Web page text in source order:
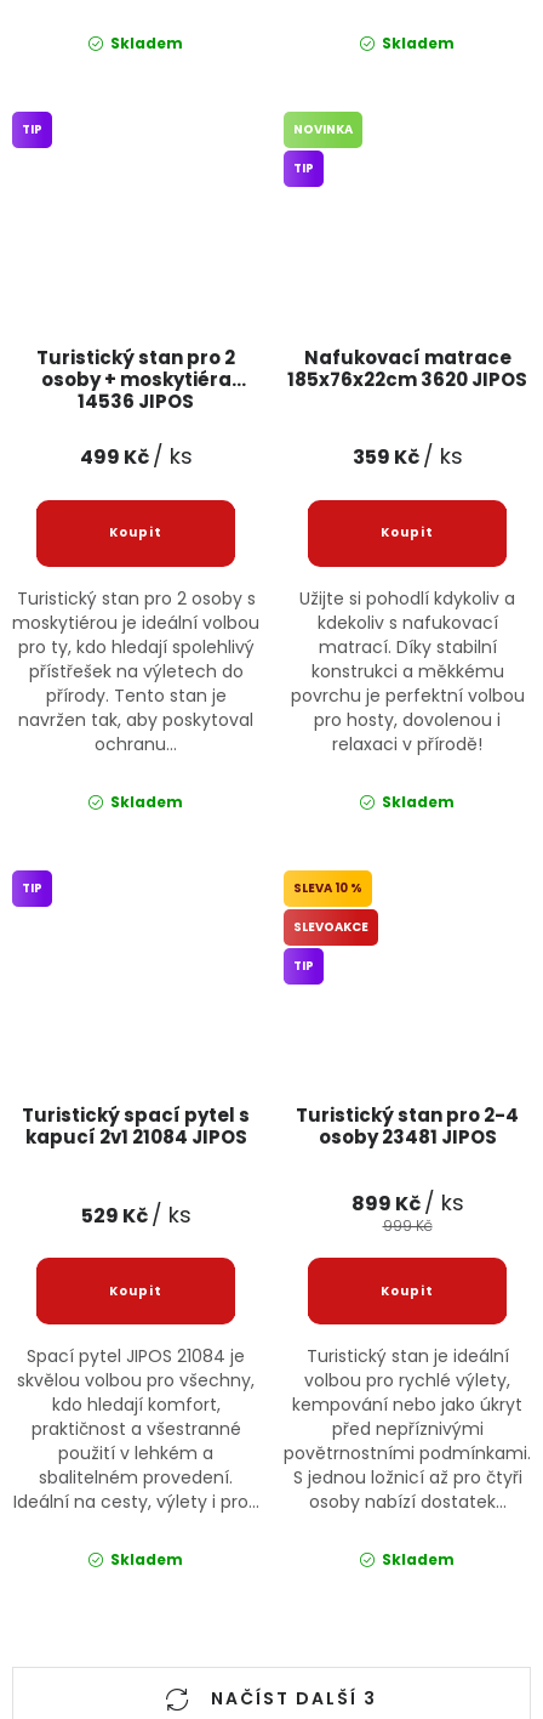
Skladem Skladem
Turistický stan pro 2
osoby + moskytiéra
14536 JIPOS
TIP
499 Kč/ ks
Turistický stan pro 2 osoby s
moskytiérou je ideální volbou
pro ty, kdo hledají spolehlivý
přístřešek na výletech do
přírody. Tento stan je
navržen tak, aby poskytoval
ochranu...
Skladem
Nafukovací matrace
185x76x22cm 3620 JIPOS
NOVINKA
TIP
359 Kč/ ks
Užijte si pohodlí kdykoliv a
kdekoliv s nafukovací
matrací. Díky stabilní
konstrukci a měkkému
povrchu je perfektní volbou
pro hosty, dovolenou i
relaxaci v přírodě!
Skladem
Turistický spací pytel s
kapucí 2v1 21084 JIPOS
TIP
529 Kč/ ks
Spací pytel JIPOS 21084 je
skvělou volbou pro všechny,
kdo hledají komfort,
praktičnost a všestranné
použití v lehkém a
sbalitelném provedení.
Ideální na cesty, výlety i pro...
Skladem
Turistický stan pro 2-4
osoby 23481 JIPOS
10 %
SLEVOAKCE
TIP
899 Kč/ ks
999 Kč
Turistický stan je ideální
volbou pro rychlé výlety,
kempování nebo jako úkryt
před nepříznivými
povětrnostními podmínkami.
S jednou ložnicí až pro čtyři
osoby nabízí dostatek...
Skladem
Ovládací prvky výpisuNAČÍST DALŠÍ 3